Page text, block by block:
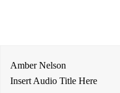
Amber Nelson
Insert Audio Title Here